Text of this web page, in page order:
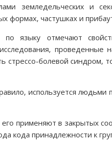
земледельческих и
формах, частушках и
по языку отмечают
проведенные
стрессо-болевой
используется
применяют в закрытых
кода принадлежности к